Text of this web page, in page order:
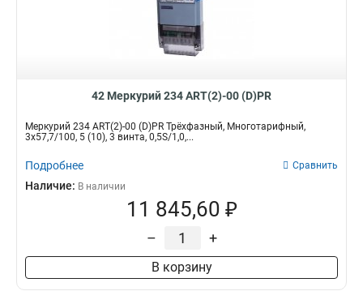
42 Меркурий 234 ART(2)-00 (D)PR
Меркурий 234 ART(2)-00 (D)PR Трёхфазный, Многотарифный,
3x57,7/100, 5 (10), 3 винта, 0,5S/1,0,...
Подробнее Сравнить
Наличие: В наличии
11 845,60 ₽
– +
В корзину